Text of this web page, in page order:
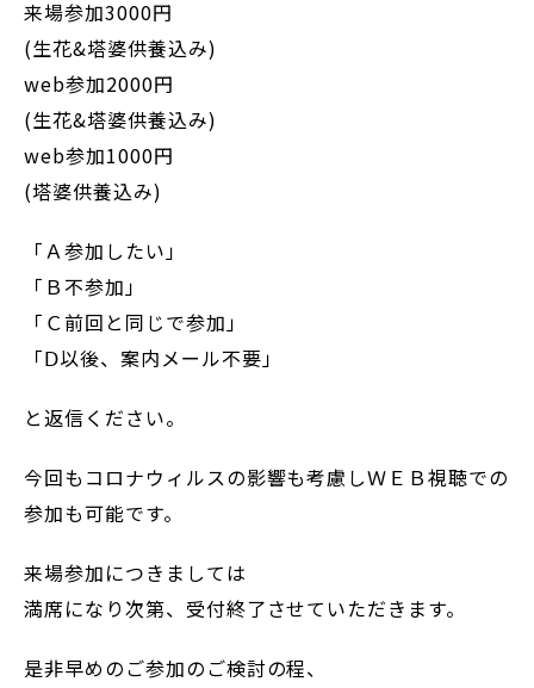
来場参加3000円
(生花&塔婆供養込み)
web参加2000円
(生花&塔婆供養込み)
web参加1000円
(塔婆供養込み)
「Ａ参加したい」
「Ｂ不参加」
「Ｃ前回と同じで参加」
「Ⅾ以後、案内メール不要」
と返信ください。
今回もコロナウィルスの影響も考慮しＷＥＢ視聴での
参加も可能です。
来場参加につきましては
満席になり次第、受付終了させていただきます。
是非早めのご参加のご検討の程、